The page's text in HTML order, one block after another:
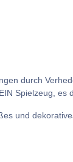
durch
Spielzeug,
und